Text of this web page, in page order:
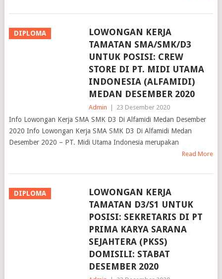
DIPLOMA
LOWONGAN KERJA
TAMATAN SMA/SMK/D3
UNTUK POSISI: CREW
STORE DI PT. MIDI UTAMA
INDONESIA (ALFAMIDI)
MEDAN DESEMBER 2020
Admin 23 Desember 2020
Info Lowongan Kerja SMA SMK D3 Di Alfamidi Medan Desember
2020 Info Lowongan Kerja SMA SMK D3 Di Alfamidi Medan
Desember 2020 – PT. Midi Utama Indonesia merupakan
Read More
DIPLOMA
LOWONGAN KERJA
TAMATAN D3/S1 UNTUK
POSISI: SEKRETARIS DI PT
PRIMA KARYA SARANA
SEJAHTERA (PKSS)
DOMISILI: STABAT
DESEMBER 2020